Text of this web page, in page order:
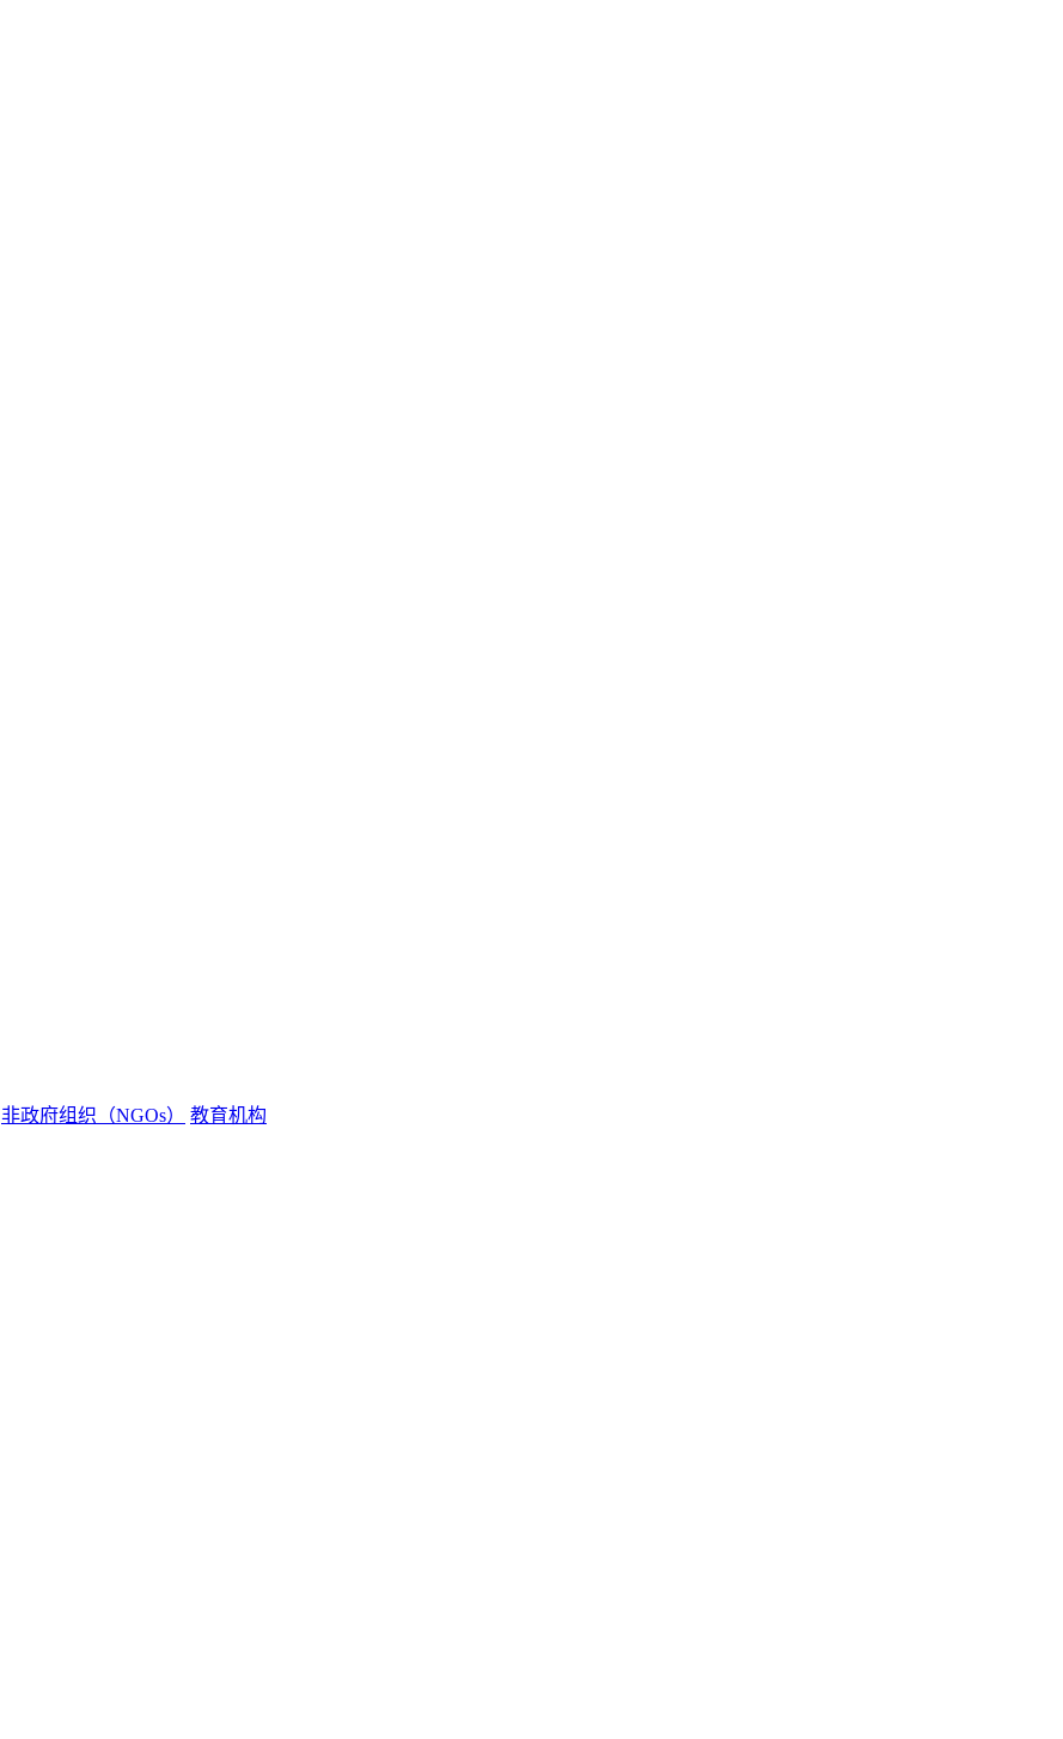
非政府组织（NGOs）
教育机构